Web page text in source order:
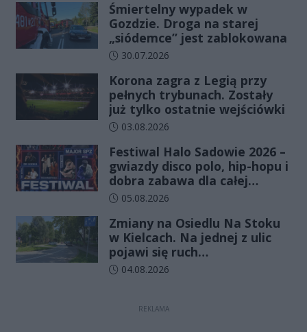
Śmiertelny wypadek w
Gozdzie. Droga na starej
„siódemce” jest zablokowana
Data dodania artykułu:
30.07.2026
Korona zagra z Legią przy
pełnych trybunach. Zostały
już tylko ostatnie wejściówki
Data dodania artykułu:
03.08.2026
Festiwal Halo Sadowie 2026 –
gwiazdy disco polo, hip-hopu i
dobra zabawa dla całej
rodziny!
Data dodania artykułu:
05.08.2026
Zmiany na Osiedlu Na Stoku
w Kielcach. Na jednej z ulic
pojawi się ruch
jednokierunkowy
Data dodania artykułu:
04.08.2026
REKLAMA